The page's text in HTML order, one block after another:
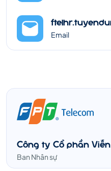
Email
Công ty Cổ phần
Ban Nhân sự